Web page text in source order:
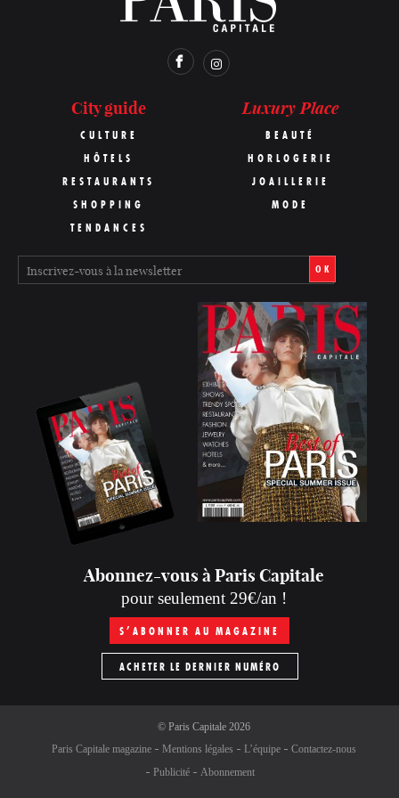
City guide
CULTURE
HÔTELS
RESTAURANTS
SHOPPING
TENDANCES
Luxury Place
BEAUTÉ
HORLOGERIE
JOAILLERIE
MODE
OK
Abonnez-vous à Paris Capitale
pour seulement 29€/an !
S’ABONNER AU MAGAZINE
ACHETER LE DERNIER NUMÉRO
© Paris Capitale2026
Paris Capitale magazine
Mentions légales L’équipe
Contactez-nous
Publicité
Abonnement